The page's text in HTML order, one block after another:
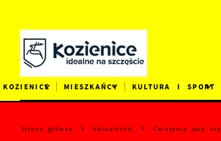
KOZIENICE MIESZKAŃCY KULTURA I SPORT
Strona główna Aktualności Ćwiczenia pod